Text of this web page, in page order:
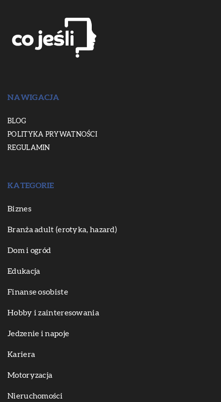
NAWIGACJA
BLOG
POLITYKA PRYWATNOŚCI
REGULAMIN
KATEGORIE
Biznes
Branża adult (erotyka, hazard)
Dom i ogród
Edukacja
Finanse osobiste
Hobby i zainteresowania
Jedzenie i napoje
Kariera
Motoryzacja
Nieruchomości